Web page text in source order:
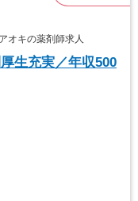
キの薬剤師求人
生充実／年収500